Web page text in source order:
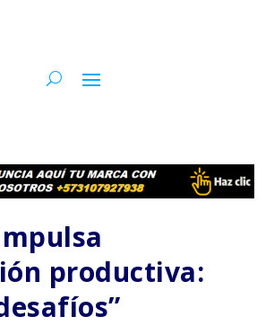
productiva: